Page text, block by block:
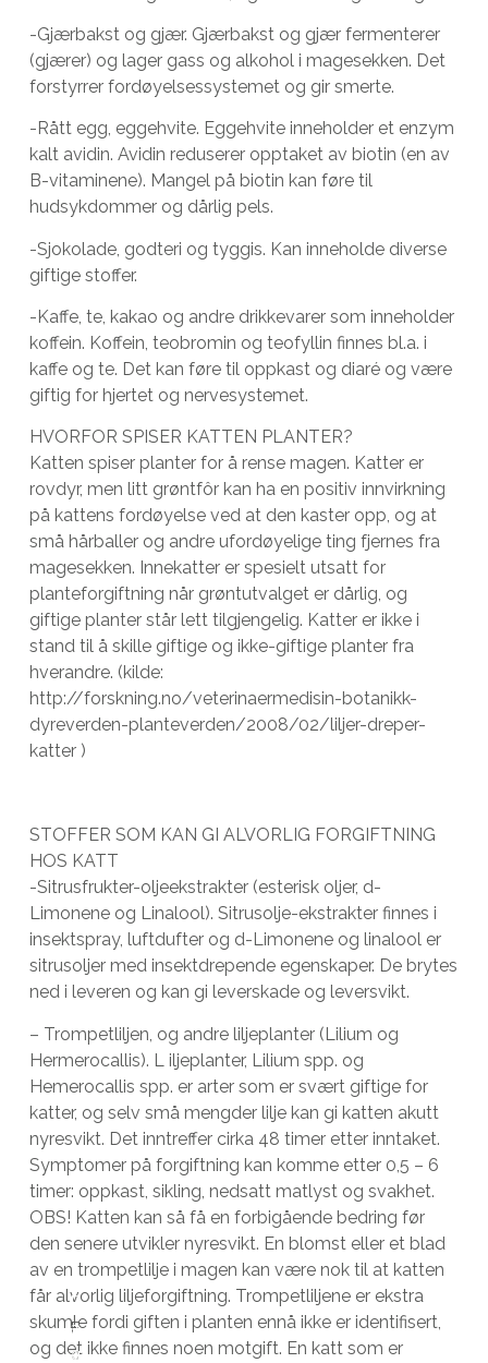
-Gjærbakst og gjær. Gjærbakst og gjær fermenterer
(gjærer) og lager gass og alkohol i magesekken. Det
forstyrrer fordøyelsessystemet og gir smerte.
-Rått egg, eggehvite. Eggehvite inneholder et enzym
kalt avidin. Avidin reduserer opptaket av biotin (en av
B-vitaminene). Mangel på biotin kan føre til
hudsykdommer og dårlig pels.
-Sjokolade, godteri og tyggis. Kan inneholde diverse
giftige stoffer.
-Kaffe, te, kakao og andre drikkevarer som inneholder
koffein. Koffein, teobromin og teofyllin finnes bl.a. i
kaffe og te. Det kan føre til oppkast og diaré og være
giftig for hjertet og nervesystemet.
HVORFOR SPISER KATTEN PLANTER?
Katten spiser planter for å rense magen. Katter er
rovdyr, men litt grøntfôr kan ha en positiv innvirkning
på kattens fordøyelse ved at den kaster opp, og at
små hårballer og andre ufordøyelige ting fjernes fra
magesekken. Innekatter er spesielt utsatt for
planteforgiftning når grøntutvalget er dårlig, og
giftige planter står lett tilgjengelig. Katter er ikke i
stand til å skille giftige og ikke-giftige planter fra
hverandre. (kilde:
http://forskning.no/veterinaermedisin-botanikk-
dyreverden-planteverden/2008/02/liljer-dreper-
katter )
STOFFER SOM KAN GI ALVORLIG FORGIFTNING
HOS KATT
-Sitrusfrukter-oljeekstrakter (esterisk oljer, d-
Limonene og Linalool). Sitrusolje-ekstrakter finnes i
insektspray, luftdufter og d-Limonene og linalool er
sitrusoljer med insektdrepende egenskaper. De brytes
ned i leveren og kan gi leverskade og leversvikt.
– Trompetliljen, og andre liljeplanter (Lilium og
Hermerocallis). L iljeplanter, Lilium spp. og
Hemerocallis spp. er arter som er svært giftige for
katter, og selv små mengder lilje kan gi katten akutt
nyresvikt. Det inntreffer cirka 48 timer etter inntaket.
Symptomer på forgiftning kan komme etter 0,5 – 6
timer: oppkast, sikling, nedsatt matlyst og svakhet.
OBS! Katten kan så få en forbigående bedring før
den senere utvikler nyresvikt. En blomst eller et blad
av en trompetlilje i magen kan være nok til at katten
får alvorlig liljeforgiftning. Trompetliljene er ekstra
skumle fordi giften i planten ennå ikke er identifisert,
og det ikke finnes noen motgift. En katt som er
F
o
D
a
g